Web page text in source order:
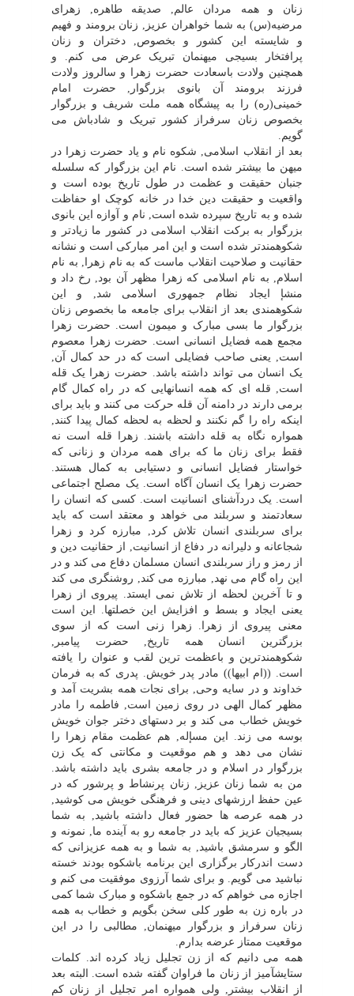
زنان و همه مردان عالم, صدیقه طاهره, زهراى
مرضیه(س) به شما خواهران عزیز, زنان برومند و فهیم
و شایسته این کشور و بخصوص, دختران و زنان
پرافتخار بسیجى میهنمان تبریک عرض مى کنم. و
همچنین ولادت باسعادت حضرت زهرا و سالروز ولادت
فرزند برومند آن بانوى بزرگوار, حضرت امام
خمینى(ره) را به پیشگاه همه ملت شریف و بزرگوار
بخصوص زنان سرفراز کشور تبریک و شادباش مى
گویم.
بعد از انقلاب اسلامى, شکوه نام و یاد حضرت زهرا در
میهن ما بیشتر شده است. نام این بزرگوار که سلسله
جنبان حقیقت و عظمت در طول تاریخ بوده است و
واقعیت و حقیقت دین خدا در خانه کوچک او حفاظت
شده و به تاریخ سپرده شده است, نام و آوازه این بانوى
بزرگوار به برکت انقلاب اسلامى در کشور ما زیادتر و
شکوهمندتر شده است و این امر مبارکى است و نشانه
حقانیت و صلاحیت انقلاب ماست که به نام زهرا, به نام
اسلام, به نام اسلامى که زهرا مظهر آن بود, رخ داد و
منشإ ایجاد نظام جمهورى اسلامى شد, و این
شکوهمندى بعد از انقلاب براى جامعه ما بخصوص زنان
بزرگوار ما بسى مبارک و میمون است. حضرت زهرا
مجمع همه فضایل انسانى است. حضرت زهرا معصوم
است, یعنى صاحب فضایلى است که در حد کمال آن,
یک انسان مى تواند داشته باشد. حضرت زهرا یک قله
است, قله اى که همه انسانهایى که در راه کمال گام
برمى دارند در دامنه آن قله حرکت مى کنند و باید براى
اینکه راه را گم نکنند و لحظه به لحظه کمال پیدا کنند,
همواره نگاه به قله داشته باشند. زهرا قله است نه
فقط براى زنان ما که براى همه مردان و زنانى که
خواستار فضایل انسانى و دستیابى به کمال هستند.
حضرت زهرا یک انسان آگاه است. یک مصلح اجتماعى
است. یک دردآشناى انسانیت است. کسى که انسان را
سعادتمند و سربلند مى خواهد و معتقد است که باید
براى سربلندى انسان تلاش کرد, مبارزه کرد و زهرا
شجاعانه و دلیرانه در دفاع از انسانیت, از حقانیت دین و
از رمز و راز سربلندى انسان مسلمان دفاع مى کند و در
این راه گام مى نهد, مبارزه مى کند, روشنگرى مى کند
و تا آخرین لحظه از تلاش نمى ایستد. پیروى از زهرا
یعنى ایجاد و بسط و افزایش این خصلتها. این است
معنى پیروى از زهرا. زهرا زنى است که از سوى
بزرگترین انسان همه تاریخ, حضرت پیامبر,
شکوهمندترین و باعظمت ترین لقب و عنوان را یافته
است. ((ام ابیها)) مادر پدر خویش. پدرى که به فرمان
خداوند و در سایه وحى, براى نجات همه بشریت آمد و
مظهر کمال الهى در روى زمین است, فاطمه را مادر
خویش خطاب مى کند و بر دستهاى دختر جوان خویش
بوسه مى زند. این مسإله, هم عظمت مقام زهرا را
نشان مى دهد و هم موقعیت و مکانتى که یک زن
بزرگوار در اسلام و در جامعه بشرى باید داشته باشد.
من به شما زنان عزیز, زنان پرنشاط و پرشور که در
عین حفظ ارزشهاى دینى و فرهنگى خویش مى کوشید,
در همه عرصه ها حضور فعال داشته باشید, به شما
بسیجیان عزیز که باید در جامعه رو به آینده ما, نمونه و
الگو و سرمشق باشید, به شما و به همه عزیزانى که
دست اندرکار برگزارى این برنامه باشکوه بودند خسته
نباشید مى گویم. و براى شما آرزوى موفقیت مى کنم و
اجازه مى خواهم که در جمع باشکوه و مبارک شما کمى
در باره زن به طور کلى سخن بگویم و خطاب به همه
زنان سرفراز و بزرگوار میهنمان, مطالبى را در این
موقعیت ممتاز عرضه بدارم.
همه مى دانیم که از زن تجلیل زیاد کرده اند. کلمات
ستایشآمیز از زنان ما فراوان گفته شده است. البته بعد
از انقلاب بیشتر, ولى همواره امر تجلیل از زنان کم